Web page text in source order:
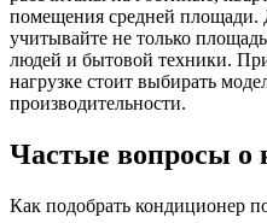
помещения средней площади.
учитывайте не только
людей и бытовой техники.
нагрузке стоит выбирать
производительности.
Частые вопросы о
Как подобрать кондиционер